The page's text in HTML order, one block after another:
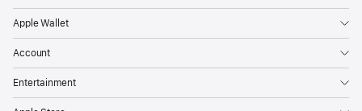
Apple Wallet
Account
Entertainment